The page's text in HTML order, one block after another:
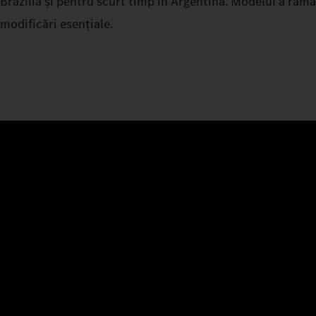
modificări esențiale.